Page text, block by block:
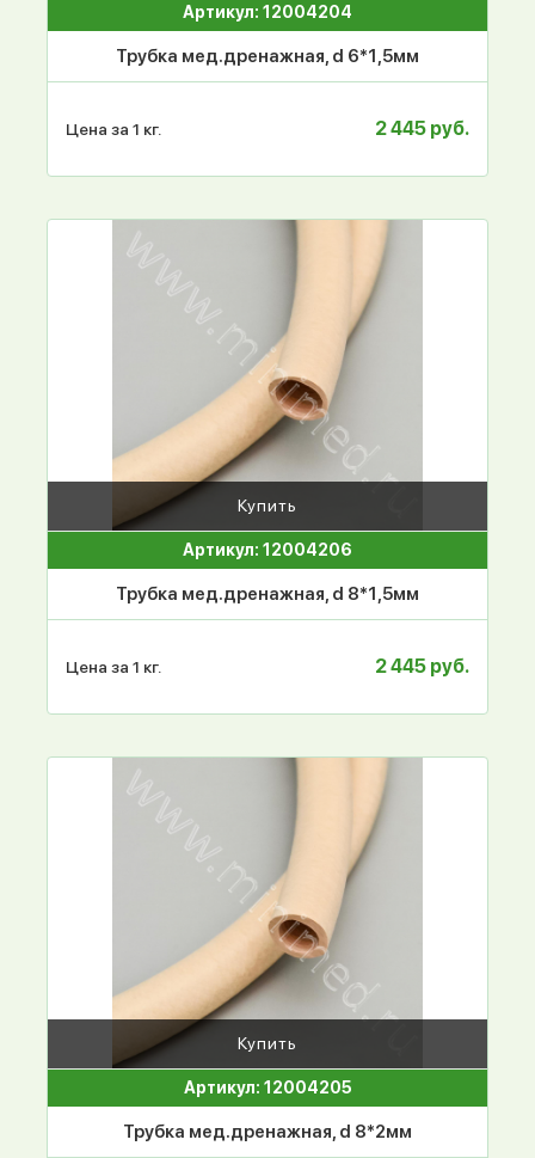
Артикул: 12004204
Трубка мед.дренажная, d 6*1,5мм
Цена за 1 кг. 2 445 руб.
Купить
Артикул: 12004206
Трубка мед.дренажная, d 8*1,5мм
Цена за 1 кг. 2 445 руб.
Купить
Артикул: 12004205
Трубка мед.дренажная, d 8*2мм